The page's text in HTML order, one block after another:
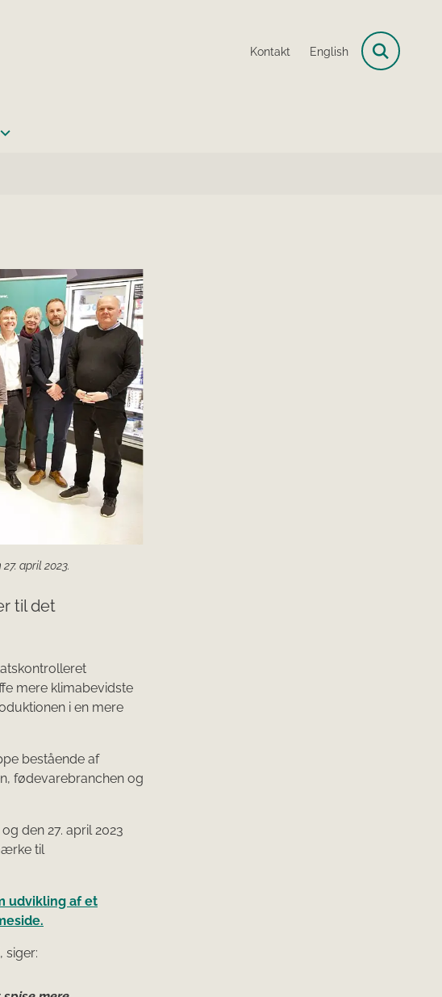
Kontakt English
april 2023.
til det
mere klimabevidste
i en mere
bestående af
fødevarebranchen og
den 27. april 2023
til
udvikling af et
siger: